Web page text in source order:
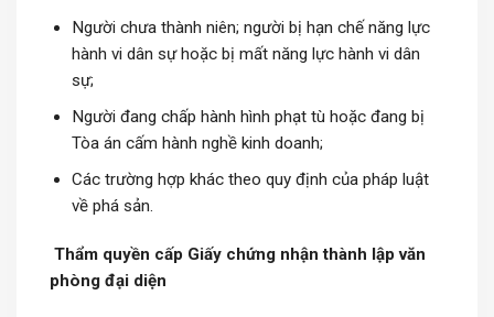
Người chưa thành niên; người bị hạn chế năng lực
hành vi dân sự hoặc bị mất năng lực hành vi dân
sự;
Người đang chấp hành hình phạt tù hoặc đang bị
Tòa án cấm hành nghề kinh doanh;
Các trường hợp khác theo quy định của pháp luật
về phá sản.
Thẩm quyền cấp Giấy chứng nhận thành lập văn
phòng đại diện